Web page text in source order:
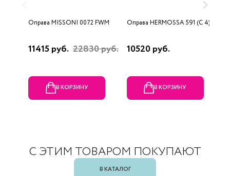
Оправа MISSONI 0072 FWM
11415 руб. 22830 руб.
В КОРЗИНУ
Оправа HERMOSSA 591 (C 4)
10520 руб.
В КОРЗИНУ
С ЭТИМ ТОВАРОМ ПОКУПАЮТ
В КАТАЛОГ